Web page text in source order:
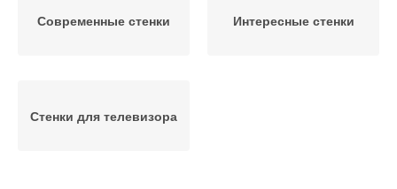
Современные стенки Интересные стенки
Стенки для телевизора